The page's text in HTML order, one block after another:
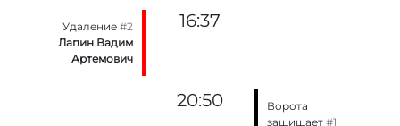
Удаление#2
Лапин Вадим
Артемович
16:37
20:50
Ворота
защищает #1